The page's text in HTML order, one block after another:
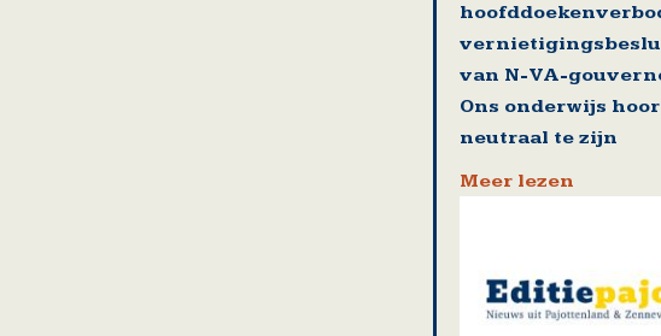
van N-VA-
Ons onderwijs
neutraal te zijn
Meer lezen